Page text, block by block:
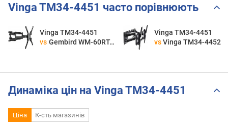
Vinga TM34-4451 часто порівнюють
Vinga TM34-4451
vs Gembird WM-60RT-01
Vinga TM34-4451
vs Vinga TM34-4452
Динаміка цін на Vinga TM34-4451
Ціна К-сть магазинів